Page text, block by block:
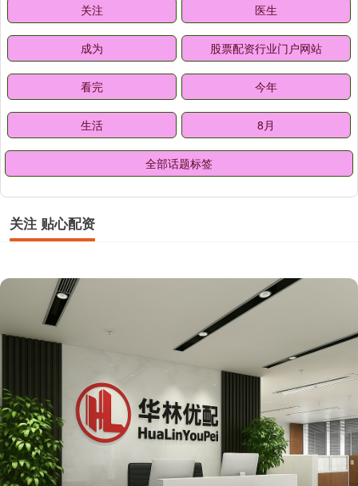
关注 医生
成为 股票配资行业门户网站
看完 今年
生活 8月
全部话题标签
关注 贴心配资